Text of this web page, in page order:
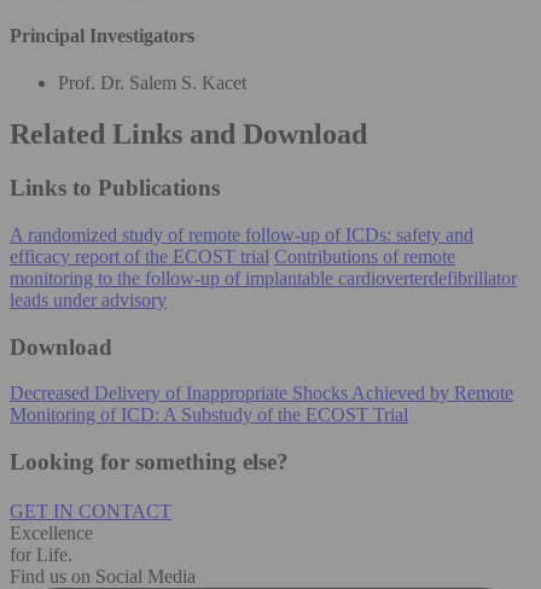
Principal Investigators
Prof. Dr. Salem S. Kacet
Related Links and Download
Links to Publications
A randomized study of remote follow-up of ICDs: safety and
efficacy report of the ECOST trial Contributions of remote
monitoring to the follow-up of implantable cardioverterdefibrillator
leads under advisory
Download
Decreased Delivery of Inappropriate Shocks Achieved by Remote
Monitoring of ICD: A Substudy of the ECOST Trial
Looking for something else?
GET IN CONTACT
Excellence
for Life.
Find us on Social Media